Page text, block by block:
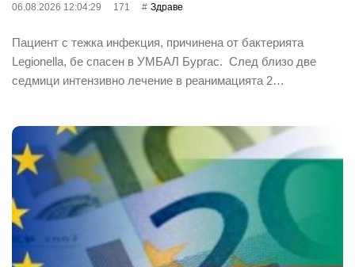
06.08.2026 12:04:29 171 Здраве
Пациент с тежка инфекция, причинена от бактерията
Legionella, бе спасен в УМБАЛ Бургас. След близо две
седмици интензивно лечение в реанимацията 2…